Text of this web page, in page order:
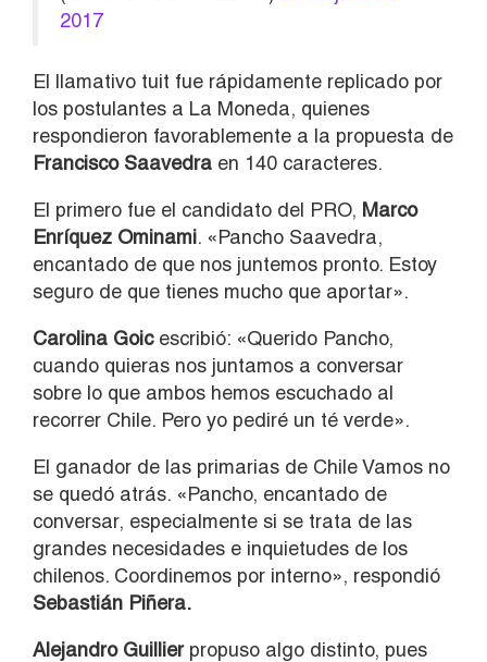
2017
El llamativo tuit fue rápidamente replicado por
los postulantes a La Moneda, quienes
respondieron favorablemente a la propuesta de
Francisco Saavedra en 140 caracteres.
El primero fue el candidato del PRO, Marco
Enríquez Ominami. «Pancho Saavedra,
encantado de que nos juntemos pronto. Estoy
seguro de que tienes mucho que aportar».
Carolina Goicescribió: «Querido Pancho,
cuando quieras nos juntamos a conversar
sobre lo que ambos hemos escuchado al
recorrer Chile. Pero yo pediré un té verde».
El ganador de las primarias de Chile Vamos no
se quedó atrás. «Pancho, encantado de
conversar, especialmente si se trata de las
grandes necesidades e inquietudes de los
chilenos. Coordinemos por interno», respondió
Sebastián Piñera.
Alejandro Guillierpropuso algo distinto, pues